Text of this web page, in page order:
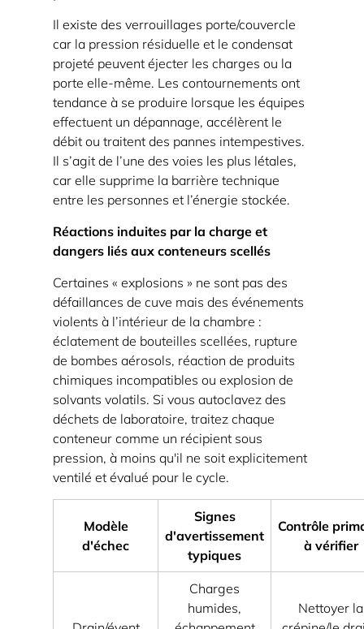
et
l'éclatement
du
conteneur
3.3
Post-
analyse :
vérifiez
la
dépressurisation
sûre
Contrôles
de
maintenance
et
d'ingénierie
les
plus
importants
4.1
Dispositifs
secours :
capacité,
point
consigne
Il existe des verrouillages porte/couvercle
car la pression résiduelle et le condensat
projeté peuvent éjecter les charges ou la
porte elle-même. Les contournements ont
tendance à se produire lorsque les équipes
effectuent un dépannage, accélèrent le
débit ou traitent des pannes intempestives.
Il s’agit de l’une des voies les plus létales,
car elle supprime la barrière technique
entre les personnes et l’énergie stockée.
Réactions induites par la charge et
dangers liés aux conteneurs scellés
Certaines « explosions » ne sont pas des
défaillances de cuve mais des événements
violents à l’intérieur de la chambre :
éclatement de bouteilles scellées, rupture
de bombes aérosols, réaction de produits
chimiques incompatibles ou explosion de
solvants volatils. Si vous autoclavez des
déchets de laboratoire, traitez chaque
conteneur comme un récipient sous
pression, à moins qu'il ne soit explicitement
ventilé et évalué pour le cycle.
Modèle
d'échec
Signes
d'avertissement
typiques
Contrôle
à vérifier
Charges
humides,
Nettoyer la